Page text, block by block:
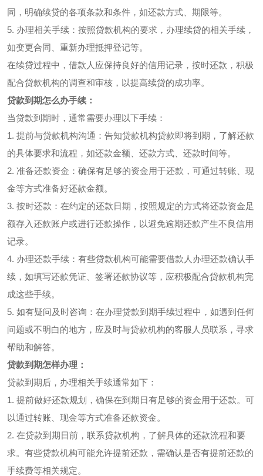
同，明确续贷的各项条款和条件，如还款方式、期限等。
5. 办理相关手续：按照贷款机构的要求，办理续贷的相关手续，
如变更合同、重新办理抵押登记等。
在续贷过程中，借款人应保持良好的信用记录，按时还款，积极
配合贷款机构的调查和审核，以提高续贷的成功率。
贷款到期怎么办手续：
当贷款到期时，通常需要办理以下手续：
1. 提前与贷款机构沟通：告知贷款机构贷款即将到期，了解还款
的具体要求和流程，如还款金额、还款方式、还款时间等。
2. 准备还款资金：确保有足够的资金用于还款，可通过转账、现
金等方式准备好还款金额。
3. 按时还款：在约定的还款日期，按照规定的方式将还款资金足
额存入还款账户或进行还款操作，以避免逾期还款产生不良信用
记录。
4. 办理还款手续：有些贷款机构可能需要借款人办理还款确认手
续，如填写还款凭证、签署还款协议等，应积极配合贷款机构完
成这些手续。
5. 如有疑问及时咨询：在办理贷款到期手续过程中，如遇到任何
问题或不明白的地方，应及时与贷款机构的客服人员联系，寻求
帮助和解答。
贷款到期怎样办理：
贷款到期后，办理相关手续通常如下：
1. 提前做好还款规划，确保在到期日有足够的资金用于还款。可
以通过转账、现金等方式准备还款资金。
2. 在贷款到期日前，联系贷款机构，了解具体的还款流程和要
求。有些贷款机构可能允许提前还款，需确认是否有提前还款的
手续费等相关规定。